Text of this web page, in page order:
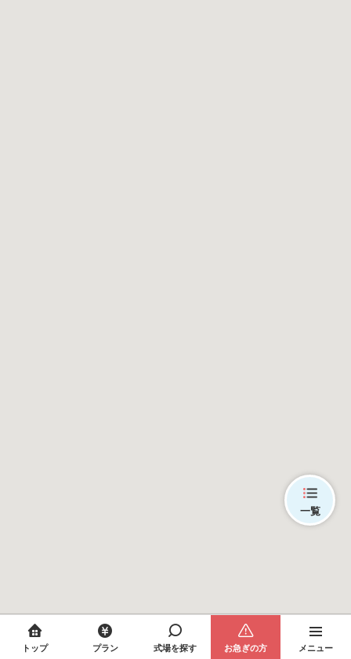
一覧
トップ プラン 式場を探す お急ぎの方 メニュー